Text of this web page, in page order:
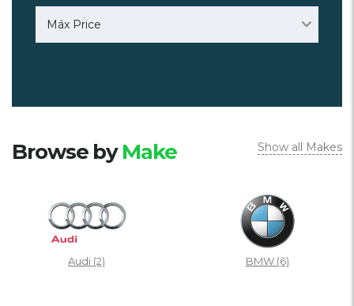
Máx Price
Show all Makes
Browse byMake
Audi (2) BMW (6)